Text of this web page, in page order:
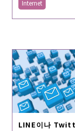
Internet
LINE이나